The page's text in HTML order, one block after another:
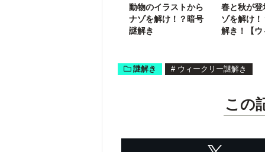
動物のイラストから
ナゾを解け！？暗号
謎解き
春と秋が
ゾを解け
解き！【
謎解き # ウィークリー謎解き
この